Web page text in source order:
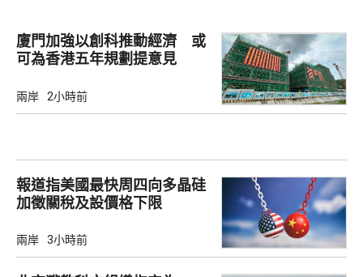
廈門加強以創科推動經濟 或
可為香港五年規劃提意見
兩岸 2小時前
報道指美國最快周四向多晶硅
加徵關稅及設價格下限
兩岸 3小時前